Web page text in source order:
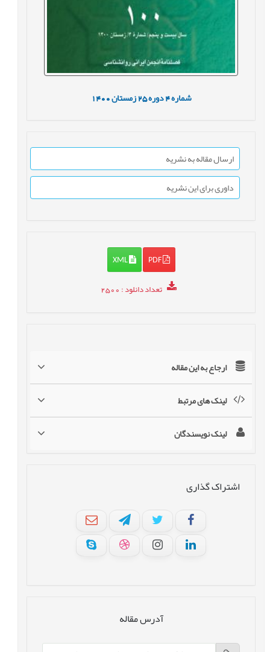
شماره4 دوره25 زمستان1400
ارسال مقاله به نشریه
داوری برای این نشریه
PDF
XML
تعداد دانلود: 2500
ارجاع به این مقاله
لینک های مرتبط
لینک نویسندگان
اشتراک گذاری
آدرس مقاله